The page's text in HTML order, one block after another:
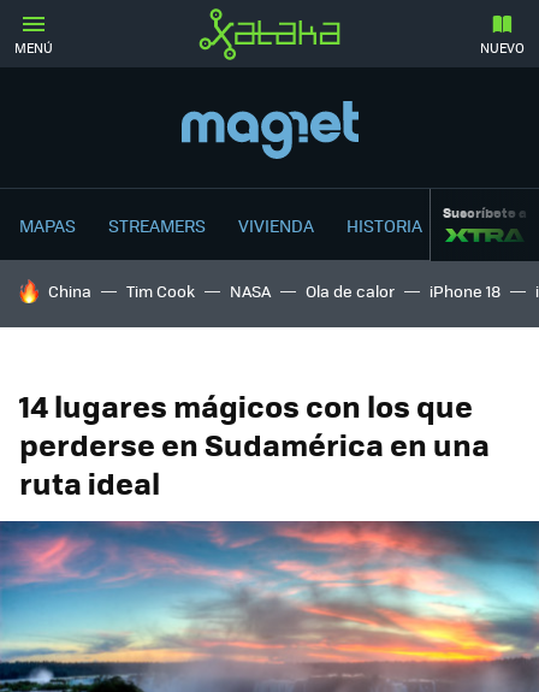
MENÚ NUEVO
MAPAS STREAMERS VIVIENDA HISTORIA Suscríbete a
HOY SE HABLA DE
China Tim Cook NASA Ola de calor iPhone 18
14 lugares mágicos con los que
perderse en Sudamérica en una
ruta ideal